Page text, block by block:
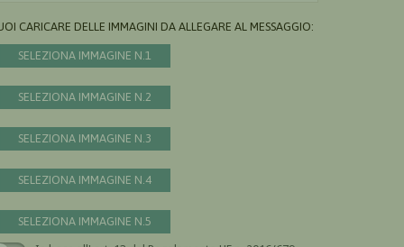
CARICARE DELLE IMMAGINI DA ALLEGARE AL MESSAGGIO:
SELEZIONA IMMAGINE N.1
SELEZIONA IMMAGINE N.2
SELEZIONA IMMAGINE N.3
SELEZIONA IMMAGINE N.4
SELEZIONA IMMAGINE N.5